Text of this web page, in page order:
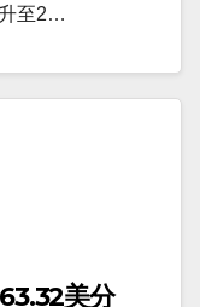
至2…
美分